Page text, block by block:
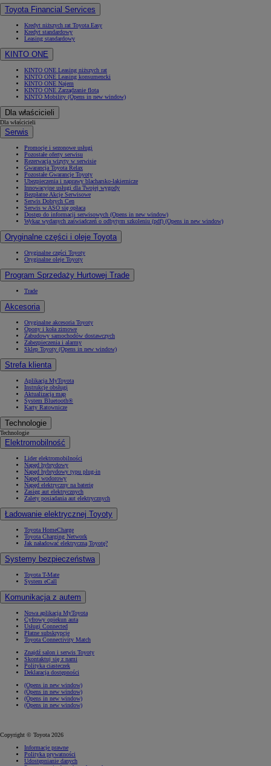
Toyota Financial Services
Kredyt niższych rat Toyota Easy
Kredyt standardowy
Leasing standardowy
KINTO ONE
KINTO ONE Leasing niższych rat
KINTO ONE Leasing konsumencki
KINTO ONE Najem
KINTO ONE Zarządzanie flotą
KINTO Mobility (Opens in new window)
Dla właścicieli
Dla właścicieli
Serwis
Promocje i sezonowe usługi
Pozostałe oferty serwisu
Rezerwacja wizyty w serwisie
Gwarancja Toyota Relax
Pozostałe Gwarancje Toyoty
Ubezpieczenia i naprawy blacharsko-lakiernicze
Innowacyjne usługi dla Twojej wygody
Bezpłatne Akcje Serwisowe
Serwis Dobrych Cen
Serwis w ASO się opłaca
Dostęp do informacji serwisowych (Opens in new window)
Wykaz wydanych zaświadczeń o odbytym szkoleniu (pdf) (Opens in new window)
Oryginalne części i oleje Toyota
Oryginalne części Toyoty
Oryginalne oleje Toyoty
Program Sprzedaży Hurtowej Trade
Trade
Akcesoria
Oryginalne akcesoria Toyoty
Opony i koła zimowe
Zabudowy samochodów dostawczych
Zabezpieczenia i alarmy
Sklep Toyoty (Opens in new window)
Strefa klienta
Aplikacja MyToyota
Instrukcje obsługi
Aktualizacja map
System Bluetooth®
Karty Ratownicze
Technologie
Technologie
Elektromobilność
Lider elektromobilności
Napęd hybrydowy
Napęd hybrydowy typu plug-in
Napęd wodorowy
Napęd elektryczny na baterię
Zasięg aut elektrycznych
Zalety posiadania aut elektrycznych
Ładowanie elektrycznej Toyoty
Toyota HomeCharge
Toyota Charging Network
Jak naładować elektryczną Toyotę?
Systemy bezpieczeństwa
Toyota T-Mate
System eCall
Komunikacja z autem
Nowa aplikacja MyToyota
Cyfrowy opiekun auta
Usługi Connected
Płatne subskrypcje
Toyota Connectivity Match
Znajdź salon i serwis Toyoty
Skontaktuj się z nami
Polityka ciasteczek
Deklaracja dostępności
(Opens in new window)
(Opens in new window)
(Opens in new window)
(Opens in new window)
Copyright © Toyota 2026
Informacje prawne
Polityka prywatności
Udostępnianie danych